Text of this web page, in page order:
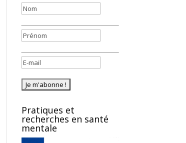
Pratiques et
recherches en santé
mentale